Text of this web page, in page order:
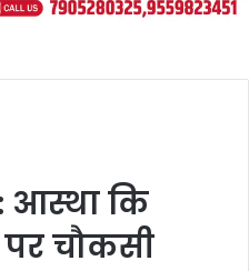
: आस्था कि
चौकसी